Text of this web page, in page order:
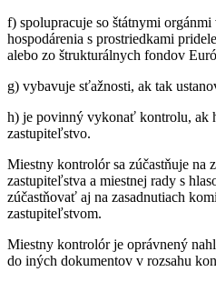
f) spolupracuje so štátnymi
hospodárenia s prostriedkami
alebo zo štrukturálnych fondov
g) vybavuje sťažnosti, ak tak
h) je povinný vykonať kontrolu, ak
zastupiteľstvo.
Miestny kontrolór sa zúčastňuje na
zastupiteľstva a miestnej rady s
zúčastňovať aj na zasadnutiach
zastupiteľstvom.
Miestny kontrolór je oprávnený
do iných dokumentov v rozsahu